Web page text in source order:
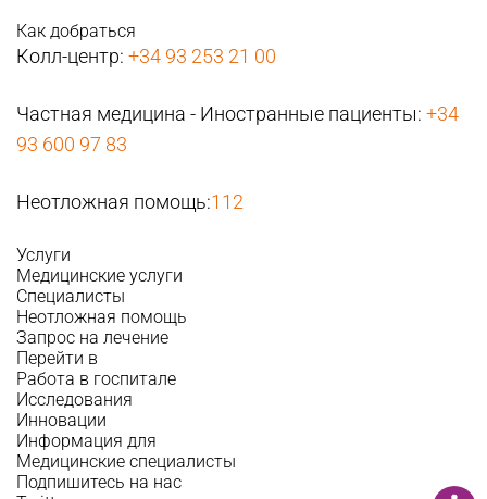
Как добраться
Колл-центр: +34 93 253 21 00
Частная медицина - Иностранные пациенты: +34
93 600 97 83
Неотложная помощь:112
Услуги
Медицинские услуги
Специалисты
Неотложная помощь
Запрос на лечение
Перейти в
Работа в госпитале
Исследования
Инновации
Информация для
Медицинские специалисты
Подпишитесь на нас